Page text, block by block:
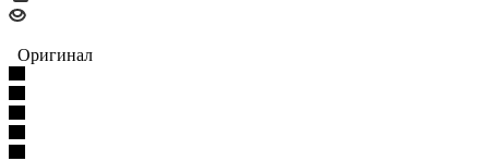
Оригинал